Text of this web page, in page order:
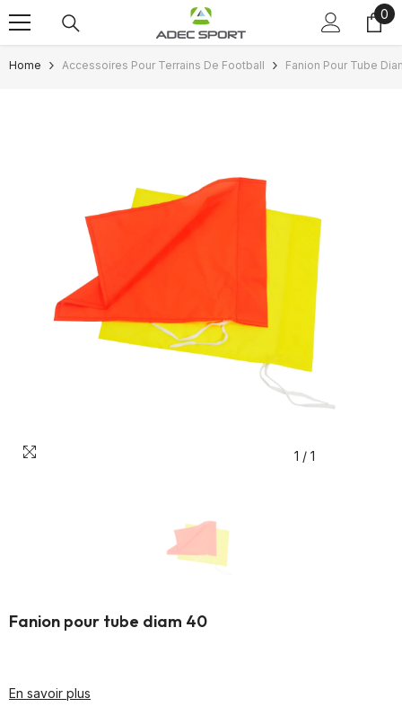
Skip to content 0
0
Home Accessoires Pour Terrains De Football Fanion Pour Tube
1 / 1
Fanion pour tube diam 40
En savoir plus